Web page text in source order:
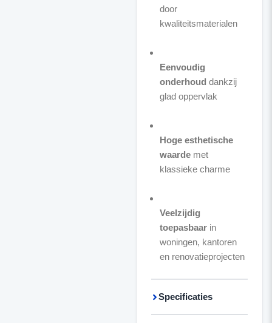
door
kwaliteitsmaterialen
Eenvoudig
onderhoud dankzij
glad oppervlak
Hoge esthetische
waardemet
klassieke charme
Veelzijdig
toepasbaarin
woningen, kantoren
en renovatieprojecten
Specificaties